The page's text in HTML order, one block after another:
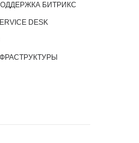
БИТРИКС
DESK